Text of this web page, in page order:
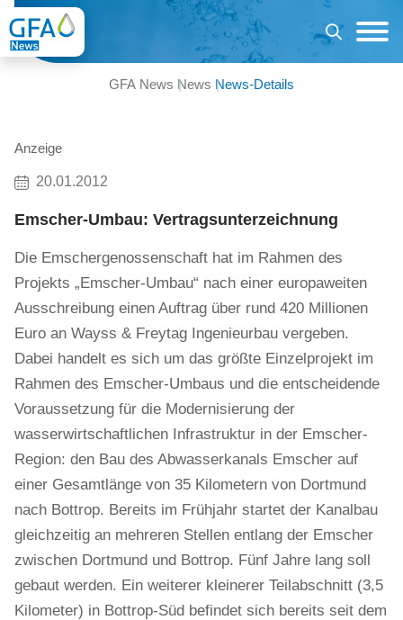
GFA News News News-Details
Anzeige
20.01.2012
Emscher-Umbau: Vertragsunterzeichnung
Die Emschergenossenschaft hat im Rahmen des
Projekts „Emscher-Umbau“ nach einer europaweiten
Ausschreibung einen Auftrag über rund 420 Millionen
Euro an Wayss & Freytag Ingenieurbau vergeben.
Dabei handelt es sich um das größte Einzelprojekt im
Rahmen des Emscher-Umbaus und die entscheidende
Voraussetzung für die Modernisierung der
wasserwirtschaftlichen Infrastruktur in der Emscher-
Region: den Bau des Abwasserkanals Emscher auf
einer Gesamtlänge von 35 Kilometern von Dortmund
nach Bottrop. Bereits im Frühjahr startet der Kanalbau
gleichzeitig an mehreren Stellen entlang der Emscher
zwischen Dortmund und Bottrop. Fünf Jahre lang soll
gebaut werden. Ein weiterer kleinerer Teilabschnitt (3,5
Kilometer) in Bottrop-Süd befindet sich bereits seit dem